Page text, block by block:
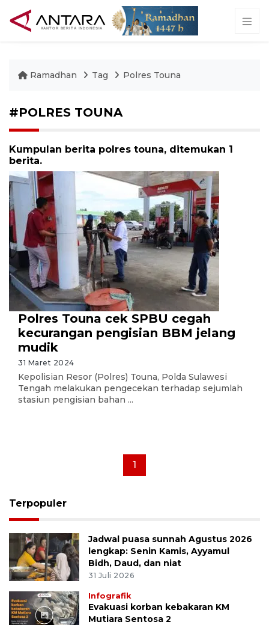
Ramadhan Tag Polres Touna
#POLRES TOUNA
Kumpulan berita polres touna, ditemukan 1
berita.
Polres Touna cek SPBU cegah
kecurangan pengisian BBM jelang
mudik
31 Maret 2024
Kepolisian Resor (Polres) Touna, Polda Sulawesi
Tengah melakukan pengecekan terhadap sejumlah
stasiun pengisian bahan ...
1
Terpopuler
Jadwal puasa sunnah Agustus 2026
lengkap: Senin Kamis, Ayyamul
Bidh, Daud, dan niat
31 Juli 2026
Infografik
Evakuasi korban kebakaran KM
Mutiara Sentosa 2